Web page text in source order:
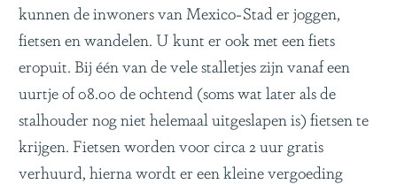
kunnen de inwoners van Mexico-Stad er joggen,
fietsen en wandelen. U kunt er ook met een fiets
eropuit. Bij één van de vele stalletjes zijn vanaf een
uurtje of 08.00 de ochtend (soms wat later als de
stalhouder nog niet helemaal uitgeslapen is) fietsen te
krijgen. Fietsen worden voor circa 2 uur gratis
verhuurd, hierna wordt er een kleine vergoeding